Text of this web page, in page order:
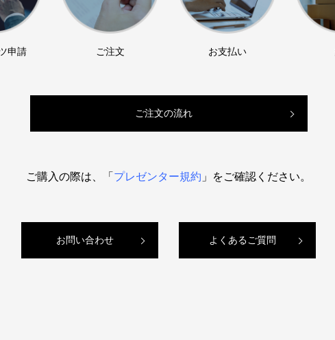
申請 ご注文 お支払い
ご注文の流れ
ご購入の際は、「 プレゼンター規約 」をご確認ください。
お問い合わせ よくあるご質問